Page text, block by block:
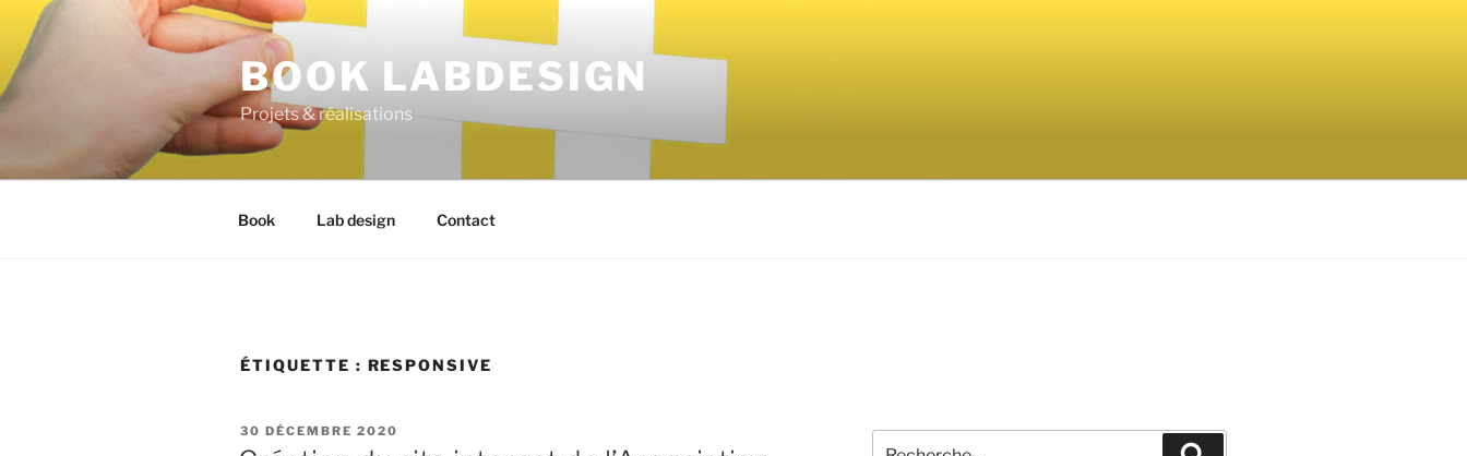
BOOK LABDESIGN
Projets & réalisations
Book Lab design Contact
ÉTIQUETTE : RESPONSIVE
30 DÉCEMBRE 2020